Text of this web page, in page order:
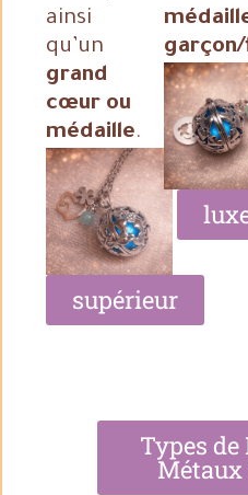
ainsi
qu’un
grand
cœur ou
médaille.
supérieur
Types de